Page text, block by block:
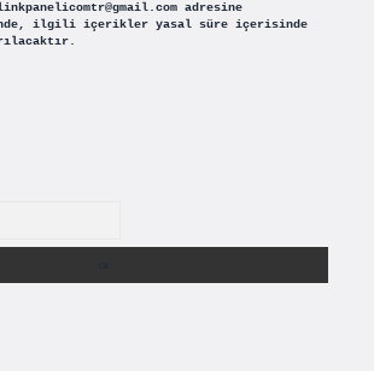
adresine
ilgili içerikler yasal süre içerisinde